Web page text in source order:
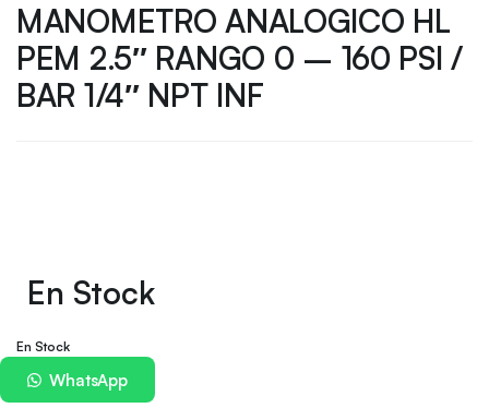
MANOMETRO ANALOGICO HL
PEM 2.5″ RANGO 0 – 160 PSI /
BAR 1/4″ NPT INF
En Stock
En Stock
WhatsApp